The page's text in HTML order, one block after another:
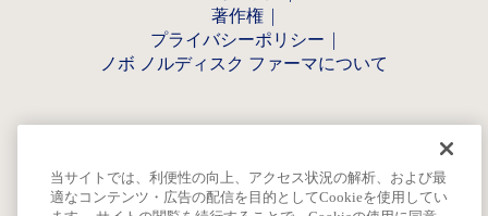
著作権
プライバシーポリシー
ノボ ノルディスク ファーマについて
当サイトでは、利便性の向上、アクセス状況の解析、および最
適なコンテンツ・広告の配信を目的としてCookieを使用してい